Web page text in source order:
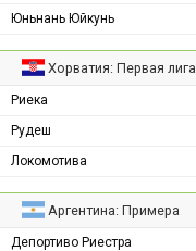
Юньнань Юйкунь
Хорватия: Первая лига
Риека
Рудеш
Локомотива
Аргентина: Примера
Депортиво Риестра